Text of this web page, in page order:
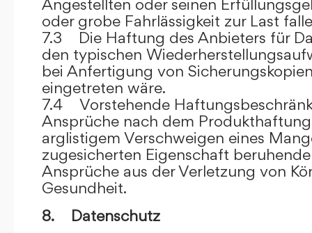
Angestellten oder seinen
oder grobe Fahrlässigkeit zur Last
7.3 Die Haftung des Anbieters für
den typischen
bei Anfertigung von
eingetreten wäre.
7.4 Vorstehende
Ansprüche nach dem
arglistigem Verschweigen eines
zugesicherten Eigenschaft
Ansprüche aus der Verletzung von
Gesundheit.
8. Datenschutz